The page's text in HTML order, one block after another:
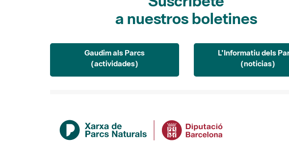
a nuestros boletines
Gaudim als Parcs
(actividades)
L'Informatiu dels
(noticias)